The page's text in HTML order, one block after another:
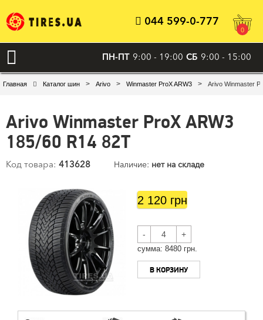
044 599-0-777
0
ПН-ПТ 9:00 - 19:00 СБ 9:00 - 15:00
Главная Каталог шин > Arivo > Winmaster ProX ARW3 > Arivo Winmaster
Arivo Winmaster ProX ARW3
185/60 R14 82T
Код товара: 413628 Наличие: нет на складе
2 120 грн
- +
cумма: 8480 грн.
В КОРЗИНУ